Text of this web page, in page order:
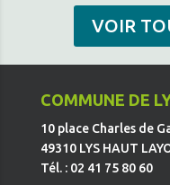
VOIR
COMMUNE DE
10 place Charles de
49310 LYS HAUT
Tél. : 02 41 75 80 60